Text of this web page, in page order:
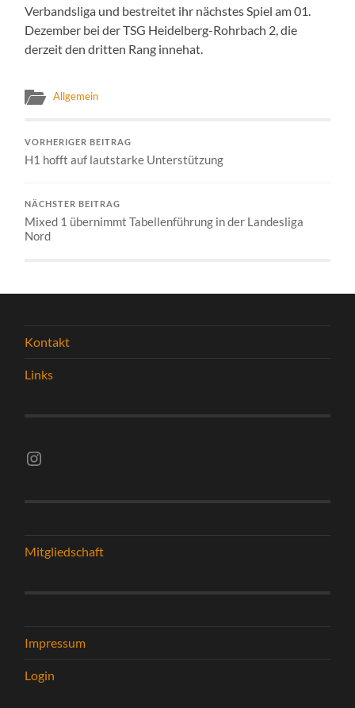
Verbandsliga und bestreitet ihr nächstes Spiel am 01.
Dezember bei der TSG Heidelberg-Rohrbach 2, die
derzeit den dritten Rang innehat.
Allgemein
VORHERIGER BEITRAG
H1 hofft auf lautstarke Unterstützung
NÄCHSTER BEITRAG
Mixed 1 übernimmt Tabellenführung in der Landesliga
Nord
Kontakt
Links
Instagram vsghelmstadt.volleyball
Mitgliedschaft
Impressum
Login